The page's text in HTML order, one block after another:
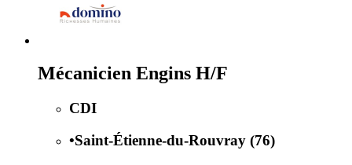
Mécanicien Engins H/F
CDI
•Saint-Étienne-du-Rouvray (76)